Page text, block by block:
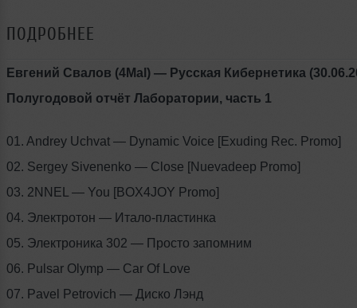
ПОДРОБНЕЕ
Евгений Свалов (4Mal) — Русская Кибернетика
Полугодовой отчёт Лаборатории, часть 1
01. Andrey Uchvat — Dynamic Voice [Exuding Rec. Promo]
02. Sergey Sivenenko — Close [Nuevadeep Promo]
03. 2NNEL — You [BOX4JOY Promo]
04. Электротон — Итало-пластинка
05. Электроника 302 — Просто запомним
06. Pulsar Olymp — Car Of Love
07. Pavel Petrovich — Диско Лэнд